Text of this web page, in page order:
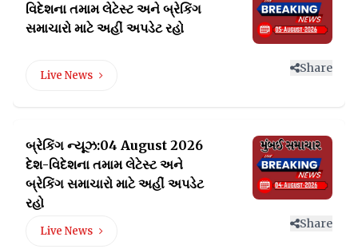
વિદેશના તમામ લેટેસ્ટઅને બ્રેકિંગ
સમાચારો માટે અહીં અપડેટ રહો
Live News
Share
બ્રેકિંગ ન્યૂઝ:04 August 2026
દેશ-વિદેશના તમામ લેટેસ્ટઅને
બ્રેકિંગ સમાચારો માટે અહીં અપડેટ
રહો
Live News
Share